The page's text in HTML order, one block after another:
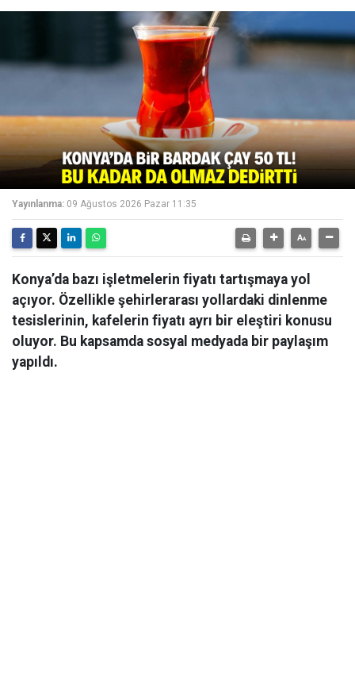
Yayınlanma: 09 Ağustos 2026 Pazar 11:35
Konya’da bazı işletmelerin fiyatı tartışmaya yol
açıyor. Özellikle şehirlerarası yollardaki dinlenme
tesislerinin, kafelerin fiyatı ayrı bir eleştiri konusu
oluyor. Bu kapsamda sosyal medyada bir paylaşım
yapıldı.